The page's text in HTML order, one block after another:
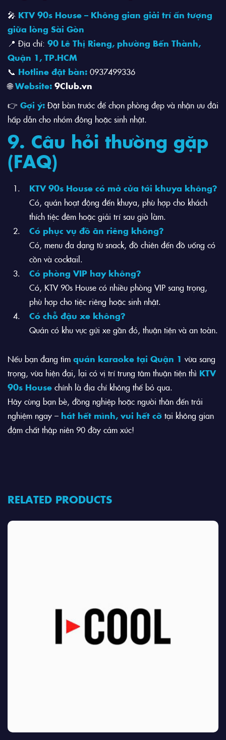
🎤 KTV 90s House – Không gian giải trí ấn tượng
giữa lòng Sài Gòn
📍 Địa chỉ: 90 Lê Thị Rieng, phường Bến Thành,
Quận 1, TP.HCM
📞 Hotline đặt bàn: 0937499336
🌐Website: 9Club.vn
👉 Gợi ý: Đặt bàn trước để chọn phòng đẹp và nhận ưu đãi
hấp dẫn cho nhóm đông hoặc sinh nhật.
9. Câu hỏi thường gặp
(FAQ)
KTV 90s House có mở cửa tới khuya không?
Có, quán hoạt động đến khuya, phù hợp cho khách
thích tiệc đêm hoặc giải trí sau giờ làm.
Có phục vụ đồ ăn riêng không?
Có, menu đa dạng từ snack, đồ chiên đến đồ uống có
cồn và cocktail.
Có phòng VIP hay không?
Có, KTV 90s House có nhiều phòng VIP sang trọng,
phù hợp cho tiệc riêng hoặc sinh nhật.
Có chỗ đậu xe không?
Quán có khu vực gửi xe gần đó, thuận tiện và an toàn.
Nếu bạn đang tìm quán karaoke tại Quận 1 vừa sang
trọng, vừa hiện đại, lại có vị trí trung tâm thuận tiện thì KTV
90s House chính là địa chỉ không thể bỏ qua.
Hãy cùng bạn bè, đồng nghiệp hoặc người thân đến trải
nghiệm ngay – hát hết mình, vui hết cỡ tại không gian
đậm chất thập niên 90 đầy cảm xúc!
RELATED PRODUCTS